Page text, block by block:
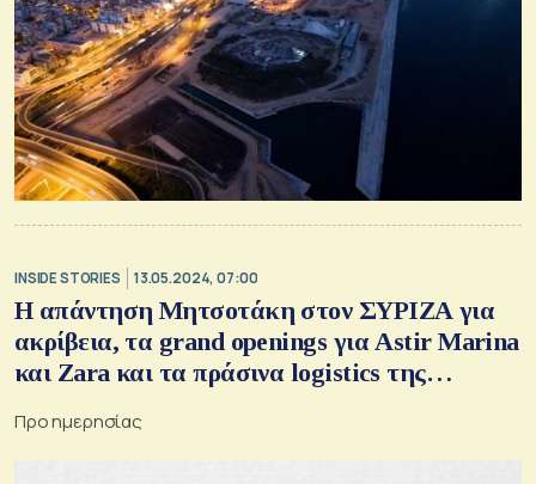
INSIDE STORIES 13.05.2024, 07:00
H απάντηση Μητσοτάκη στον ΣΥΡΙΖΑ για
ακρίβεια, τα grand openings για Astir Marina
και Zara και τα πράσινα logistics της
Προ ημερησίας